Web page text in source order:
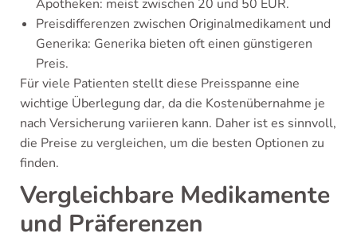
Apotheken: meist zwischen 20 und 50 EUR.
Preisdifferenzen zwischen Originalmedikament und
Generika: Generika bieten oft einen günstigeren
Preis.
Für viele Patienten stellt diese Preisspanne eine
wichtige Überlegung dar, da die Kostenübernahme je
nach Versicherung variieren kann. Daher ist es sinnvoll,
die Preise zu vergleichen, um die besten Optionen zu
finden.
Vergleichbare Medikamente
und Präferenzen